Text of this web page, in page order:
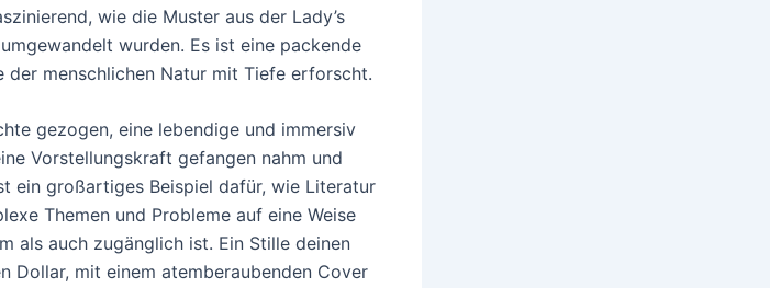
wie die Muster aus der Lady’s
wurden. Es ist eine packende
der menschlichen Natur mit Tiefe erforscht.
gezogen, eine lebendige und immersiv
Vorstellungskraft gefangen nahm und
ein großartiges Beispiel dafür, wie Literatur
Themen und Probleme auf eine Weise
als auch zugänglich ist. Ein Stille deinen
Dollar, mit einem atemberaubenden Cover